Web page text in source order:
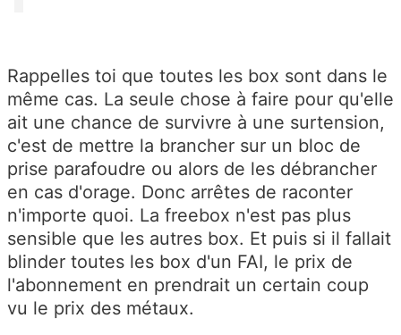
Rappelles toi que toutes les box sont dans le
même cas. La seule chose à faire pour qu'elle
ait une chance de survivre à une surtension,
c'est de mettre la brancher sur un bloc de
prise parafoudre ou alors de les débrancher
en cas d'orage. Donc arrêtes de raconter
n'importe quoi. La freebox n'est pas plus
sensible que les autres box. Et puis si il fallait
blinder toutes les box d'un FAI, le prix de
l'abonnement en prendrait un certain coup
vu le prix des métaux.